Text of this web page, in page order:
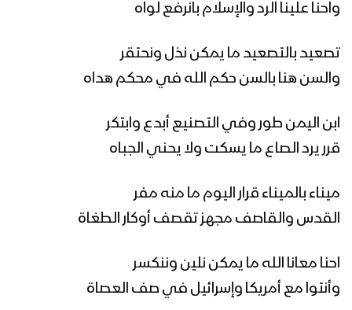
– 1441هـ
مونتاج زامل نصر من الله | عيسى الليث –
واحنا علينا الرد والإسلام بانرفع لواه
تصعيد بالتصعيد ما يمكن نذل ونحتقر
والسن هنا بالسن حكم الله في محكم هداه
ابن اليمن طور وفي التصنيع أبدع وابتكر
قرر يرد الصاع ما يسكت ولا يحني الجباه
ميناء بالميناء قرار اليوم ما منه مفر
القدس والقاصف مجهز تقصف أوكار الطغاة
احنا معانا الله ما يمكن نلين وننكسر
وأنتوا مع أمريكا وإسرائيل في صف العصاة